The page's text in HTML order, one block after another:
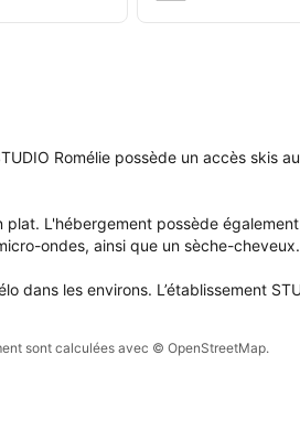
Romélie possède un accès skis
L'hébergement possède
ondes, ainsi que un sèche-cheveux.
dans les environs. L’établissement
sont calculées avec © OpenStreetMap.